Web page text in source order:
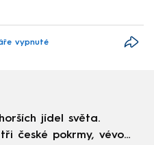
vypnuté
jídel světa.
české pokrmy, vévodí